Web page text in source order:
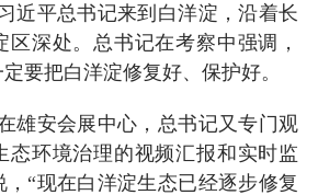
近平总书记来到白洋淀，沿着长
区深处。总书记在考察中强调，
要把白洋淀修复好、保护好。
雄安会展中心，总书记又专门观
态环境治理的视频汇报和实时监
“现在白洋淀生态已经逐步修复